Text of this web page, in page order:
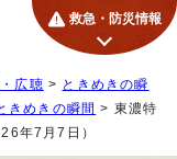
救急・防災情報
広聴 > ときめきの瞬
めきの瞬間 > 東濃特
年7月7日）